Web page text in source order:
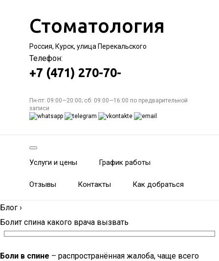
Стоматология
Россия, Курск, улица Перекальского
Телефон:
+7 (471) 270-70-
Пн-пт: 09:00—20:00; сб: 09:00—16:00 по предварительной
записи
Услуги и цены График работы
Отзывы Контакты Как добраться
Блог ›
Болит спина какого врача вызвать
Боли в спине – распространённая жалоба, чаще всего